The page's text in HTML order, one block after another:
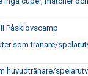
Påsklovscamp
som tränare/
huvudtränare/